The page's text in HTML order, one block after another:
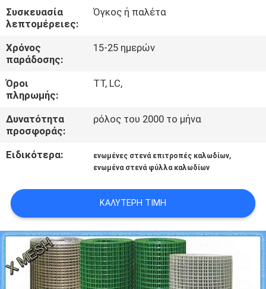
ΣΕ
ΕΠΑΦΉ
ΜΕ
ΖΗΤΉΣΤΕ
ΈΝΑ
ΑΠΌΣΠΑΣΜΑ
PRIVACY
POLICY
Συσκευασία
λεπτομέρειες:
Όγκος ή παλέτα
Χρόνος
παράδοσης:
15-25 ημερών
Όροι
πληρωμής:
TT, LC,
Δυνατότητα
προσφοράς:
ρόλος του 2000 το μήνα
Ειδικότερα: ενωμένες στενά επιτροπές καλωδίων,
ενωμένα στενά φύλλα καλωδίων
ΚΑΛΎΤΕΡΗ ΤΙΜΉ